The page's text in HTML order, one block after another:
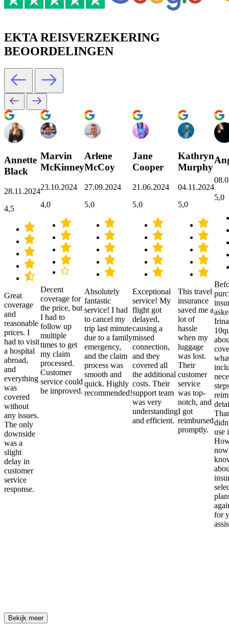
EKTA REISVERZEKERING
BEOORDELINGEN
Annette
Black
28.11.2024
4,5
Great
coverage
and
reasonable
prices. I
had to visit
a hospital
abroad,
and
everything
was
covered
without
any issues.
The only
downside
was a
slight
delay in
customer
service
response.
Marvin
McKinney
23.10.2024
4,0
Decent
coverage for
the price, but
I had to
follow up
multiple
times to get
my claim
processed.
Customer
service could
be improved.
Arlene
McCoy
27.09.2024
5,0
Absolutely
fantastic
service! I had
to cancel my
trip last minute
due to a family
emergency,
and the claim
process was
smooth and
quick. Highly
recommended!
Jane
Cooper
21.06.2024
5,0
Exceptional
service! My
flight got
delayed,
causing a
missed
connection,
and they
covered all
the additional
costs. Their
support team
was very
understanding
and efficient.
Kathryn
Murphy
04.11.2024
5,0
This travel
insurance
saved me a
lot of
hassle
when my
luggage
was lost.
Their
customer
service
was top-
notch, and
I got
reimbursed
promptly.
5,0
use
for
Bekijk meer